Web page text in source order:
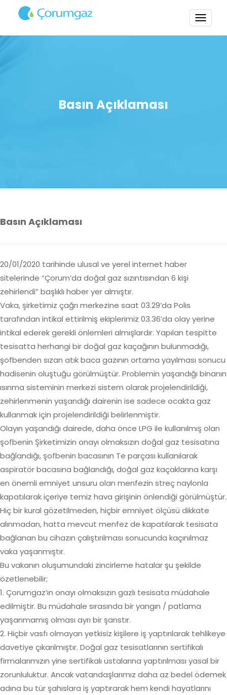
Basın Açıklaması
Basın Açıklaması
20/01/2020 tarihinde ulusal ve yerel internet haber
sitelerinde “Çorum’da doğal gaz sızıntısından 6 kişi
zehirlendi” başlıklı haber yer almıştır.
Vaka, şirketimiz çağrı merkezine saat 03.29’da Polis
tarafından intikal ettirilmiş ekiplerimiz 03.36’da olay yerine
intikal ederek gerekli önlemleri almışlardır. Yapılan tespitte
tesisatta herhangi bir doğal gaz kaçağının bulunmadığı,
şofbenden sızan atık baca gazının ortama yayılması sonucu
hadisenin oluştuğu görülmüştür. Problemin yaşandığı binanın
ısınma sisteminin merkezi sistem olarak projelendirildiği,
zehirlenmenin yaşandığı dairenin ise sadece ocakta gaz
kullanmak için projelendirildiği belirlenmiştir.
Olayın yaşandığı dairede, daha önce LPG ile kullanılmış olan
şofbenin Şirketimizin onayı olmaksızın doğal gaz tesisatına
bağlandığı, şofbenin bacasının Te parçası kullanılarak
aspiratör bacasına bağlandığı, doğal gaz kaçaklarına karşı
en önemli emniyet unsuru olan menfezin streç naylonla
kapatılarak içeriye temiz hava girişinin önlendiği görülmüştür.
Hiç bir kural gözetilmeden, hiçbir emniyet ölçüsü dikkate
alınmadan, hatta mevcut menfez de kapatılarak tesisata
bağlanan bu cihazın çalıştırılması sonucunda kaçınılmaz
vaka yaşanmıştır.
Bu vakanın oluşumundaki zincirleme hatalar şu şekilde
özetlenebilir;
1. Çorumgaz’ın onayı olmaksızın gazlı tesisata müdahale
edilmiştir. Bu müdahale sırasında bir yangın / patlama
yaşanmamış olması ayrı bir şanstır.
2. Hiçbir vasfı olmayan yetkisiz kişilere iş yaptırılarak tehlikeye
davetiye çıkarılmıştır. Doğal gaz tesisatlarının sertifikalı
firmalarımızın yine sertifikalı ustalarına yaptırılması yasal bir
zorunluluktur. Ancak vatandaşlarımız daha az bedel ödemek
adına bu tür şahıslara iş yaptırarak hem kendi hayatlarını